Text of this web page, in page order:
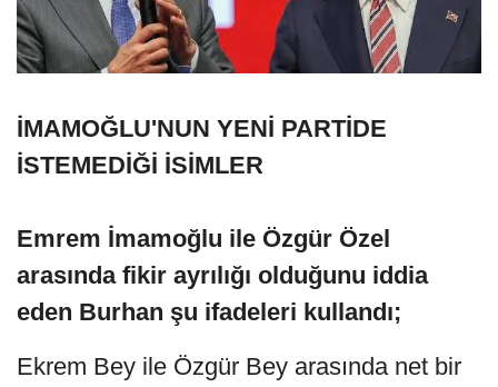
İMAMOĞLU'NUN YENİ PARTİDE
İSTEMEDİĞİ İSİMLER
Emrem İmamoğlu ile Özgür Özel
arasında fikir ayrılığı olduğunu iddia
eden Burhan şu ifadeleri kullandı;
Ekrem Bey ile Özgür Bey arasında net bir